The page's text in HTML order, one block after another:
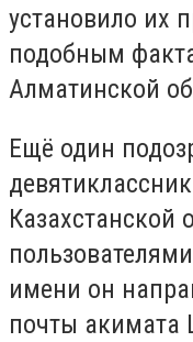
установило их
подобным
Алматинской
Ещё один
Казахстанской
имени он
почты акимата